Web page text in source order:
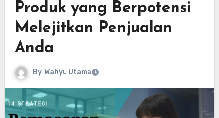
Produk yang Berpotensi
Melejitkan Penjualan
Anda
By Wahyu Utama